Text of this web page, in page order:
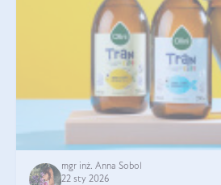
mgr inż. Anna Sobol
22 sty 2026